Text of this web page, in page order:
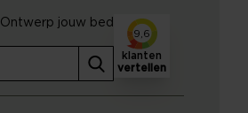
Ontwerp jouw bed
9,6
klanten
vertellen